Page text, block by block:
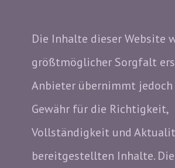
Die Inhalte dieser Website
größtmöglicher Sorgfalt
Anbieter übernimmt jedoch
Gewähr für die Richtigkeit,
Vollständigkeit und
bereitgestellten Inhalte.